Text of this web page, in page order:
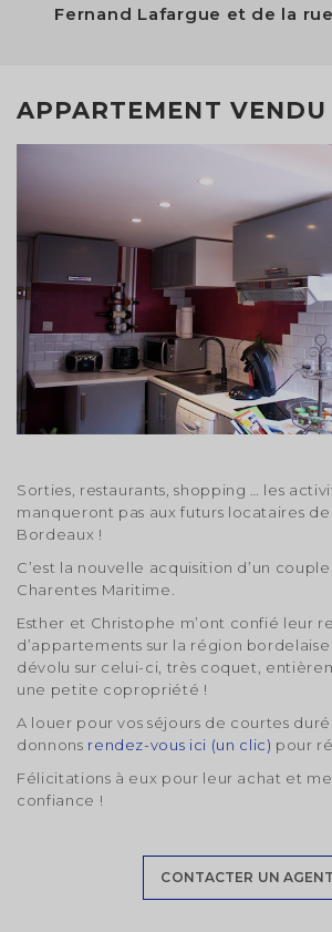
Fernand Lafargue et de la
APPARTEMENT VENDU
Sorties, restaurants, shopping … les
manqueront pas aux futurs locataires de
Bordeaux !
C’est la nouvelle acquisition d’un
Charentes Maritime.
Esther et Christophe m’ont confié leur
d’appartements sur la région
dévolu sur celui-ci, très coquet,
une petite copropriété !
A louer pour vos séjours de courtes
donnons rendez-vous ici (un clic) pour
Félicitations à eux pour leur achat et
confiance !
CONTACTER UN AGENT
Modifier votre